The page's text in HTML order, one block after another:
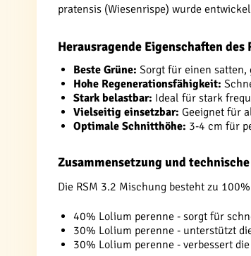
pratensis (Wiesenrispe) wurde
Herausragende Eigenschaften
Beste Grüne: Sorgt für einen
Hohe Regenerationsfähigkeit:
Stark belastbar: Ideal für stark
Vielseitig einsetzbar: Geeignet für
Optimale Schnitthöhe: 3-4 cm für
Zusammensetzung und
Die RSM 3.2 Mischung besteht zu
40% Lolium perenne - sorgt für
30% Lolium perenne - unterstützt
30% Lolium perenne - verbessert